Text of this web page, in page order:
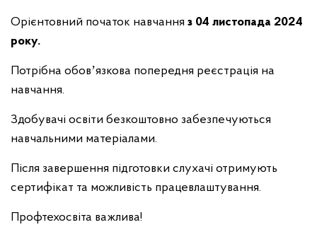
Орієнтовний початок навчання з 04 листопада 2024
року.
Потрібна обовʼязкова попередня реєстрація на
навчання.
Здобувачі освіти безкоштовно забезпечуються
навчальними матеріалами.
Після завершення підготовки слухачі отримують
сертифікат та можливість працевлаштування.
Профтехосвіта важлива!